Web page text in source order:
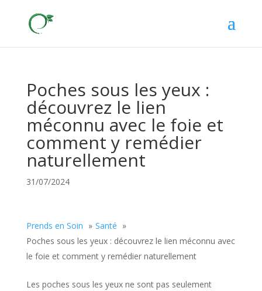
Poches sous les yeux :
découvrez le lien
méconnu avec le foie et
comment y remédier
naturellement
31/07/2024
Prends en Soin
Santé
Poches sous les yeux : découvrez le lien méconnu avec
le foie et comment y remédier naturellement
Les poches sous les yeux ne sont pas seulement